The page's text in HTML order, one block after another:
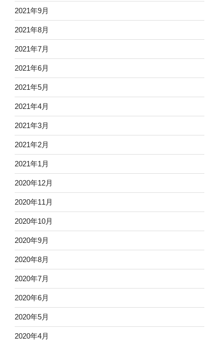
2021年9月
2021年8月
2021年7月
2021年6月
2021年5月
2021年4月
2021年3月
2021年2月
2021年1月
2020年12月
2020年11月
2020年10月
2020年9月
2020年8月
2020年7月
2020年6月
2020年5月
2020年4月